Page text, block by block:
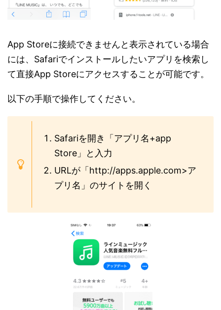
App Storeに接続できませんと表示されている場合
には、Safariでインストールしたいアプリを検索し
て直接App Storeにアクセスすることが可能です。
以下の手順で操作してください。
Safariを開き「アプリ名+app
Store」と入力
URLが「http://apps.apple.com>ア
プリ名」のサイトを開く